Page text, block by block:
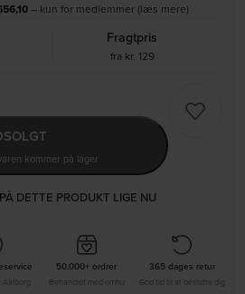
– kun for medlemmer (læs mere)
Fragtpris
fra kr. 129
kommer på lager
DETTE PRODUKT LIGE NU
50.000+ ordrer
Behandlet med omhu
365 dages retur
God tid til at beslutte dig